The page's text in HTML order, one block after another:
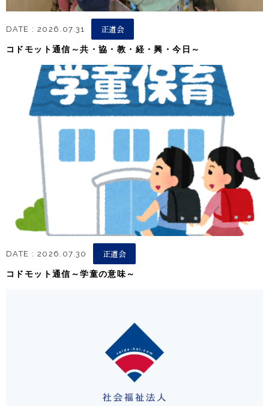
DATE : 2026.07.31 正道会
コドモット通信～共・協・教・経・興・今日～
DATE : 2026.07.30 正道会
コドモット通信～学童の意味～